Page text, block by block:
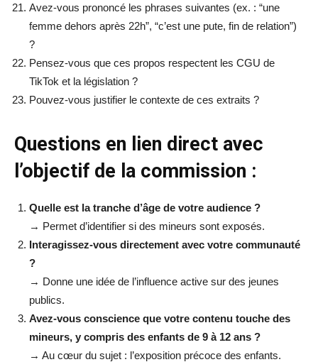
Avez-vous prononcé les phrases suivantes (ex. : “une
femme dehors après 22h”, “c’est une pute, fin de relation”)
?
Pensez-vous que ces propos respectent les CGU de
TikTok et la législation ?
Pouvez-vous justifier le contexte de ces extraits ?
Questions en lien direct avec
l’objectif de la commission :
Quelle est la tranche d’âge de votre audience ?
→ Permet d’identifier si des mineurs sont exposés.
Interagissez-vous directement avec votre communauté
?
→ Donne une idée de l’influence active sur des jeunes
publics.
Avez-vous conscience que votre contenu touche des
mineurs, y compris des enfants de 9 à 12 ans ?
→ Au cœur du sujet : l’exposition précoce des enfants.